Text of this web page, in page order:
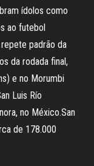
ídolos como
ao futebol
padrão da
da rodada final,
e no Morumbi
Luis Río
no México.San
de 178.000